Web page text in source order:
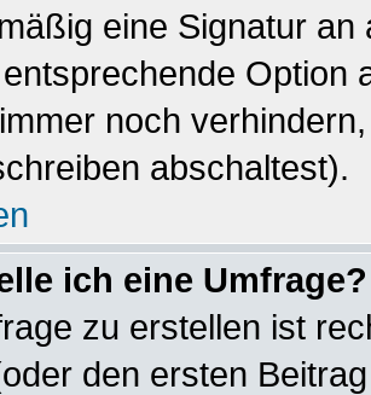
eine Signatur
Option
noch
abschaltest).
ich eine Umfrage?
zu erstellen ist
den ersten